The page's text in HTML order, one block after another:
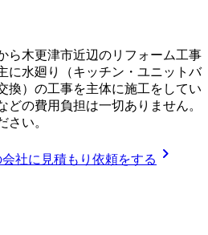
ら木更津市近辺のリフォーム工事
に水廻り（キッチン・ユニットバ
換）の工事を主体に施工をしてい
どの費用負担は一切ありません。
さい。
会社に見積もり依頼をする chevron_right